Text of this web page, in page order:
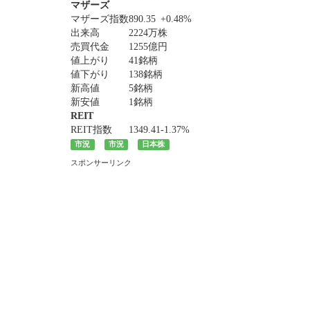
マザーズ
マザーズ指数890.35 +0.48%
出来高
2224万株
売買代金
1255億円
値上がり
41銘柄
値下がり
138銘柄
新高値
5銘柄
新安値
1銘柄
REIT
REIT指数
1349.41-1.37%
市況 市況 日本株
スポンサーリンク